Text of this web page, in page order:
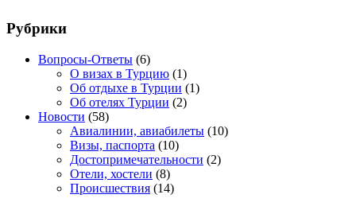
Рубрики
Вопросы-Ответы (6)
О визах в Турцию (1)
Об отдыхе в Турции (1)
Об отелях Турции (2)
Новости (58)
Авиалинии, авиабилеты (10)
Визы, паспорта (10)
Достопримечательности (2)
Отели, хостели (8)
Происшествия (14)